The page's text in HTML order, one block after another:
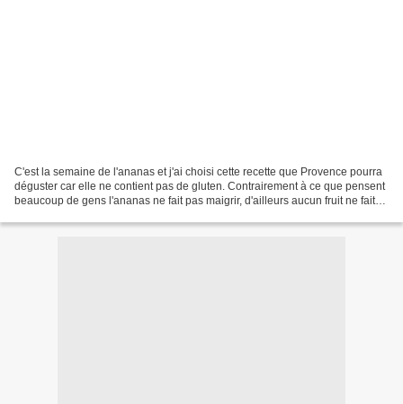
C'est la semaine de l'ananas et j'ai choisi cette recette que Provence pourra
déguster car elle ne contient pas de gluten. Contrairement à ce que pensent
beaucoup de gens l'ananas ne fait pas maigrir, d'ailleurs aucun fruit ne fait